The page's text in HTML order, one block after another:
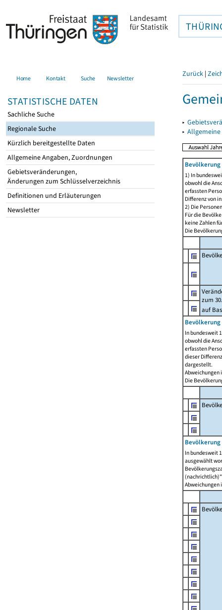
Home Kontakt Suche Newsletter
STATISTISCHE DATEN
Sachliche Suche
Regionale Suche
Kürzlich bereitgestellte Daten
Allgemeine Angaben, Zuordnungen
Gebietsveränderungen,
Änderungen zum Schlüsselverzeichnis
Definitionen und Erläuterungen
Newsletter
Zurück |
▸
▸
1) In
obwohl die
erfassten
Differenz von
2) Die
Für die
keine Zahlen
Die
zum
auf
Bevölkerung
In bundesweit
obwohl die
erfassten
dieser
dargestellt.
Abweichungen
Die
In bundesweit
ausgewählt
Abweichungen